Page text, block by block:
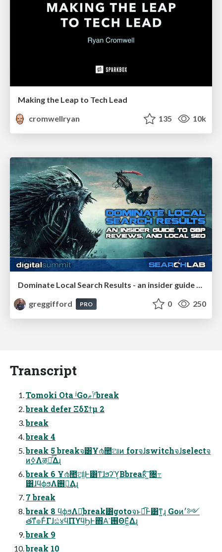
Making the Leap to Tech Lead
cromwellryan
135 10k
greggifford
PRO 0 250
Transcript
Tomoki Ota ʲGoݴޠʳbreak
break defer ΞδΣϯμ 2
break
break 4
break 5 breakจ͸Ұ൪಺ଆͷ forจɺswitchจɺselectจ
ͷ࣮ߦΛऴྃͤ͞Δɻ
break 6 Ұ൪಺ଆ͚ͩͰ͸ͳ͘ɺϧʔϓ͔Βbreakͨ͠ ͍৔߹
͸ɺϥϕϧΛ࢖༻͢Δɻ
7 break
break 8 ϥϕϧΛ༻͍ͨbreak͸gotoจͱಉ͡Ͱ͸ͳ͍ɻ Goͷ׳༻
తͳํ๏Ͱ͋Γɺඪ४ϥΠϒϥϦͰ΋Α͘ ࢖ΘΕ͍ͯΔɻ
break 9
break 10